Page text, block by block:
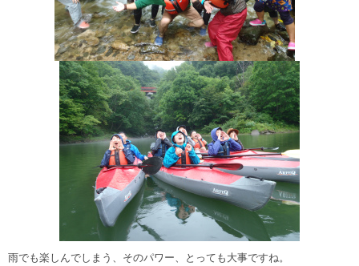
雨でも楽しんでしまう、そのパワー、とっても大事ですね。